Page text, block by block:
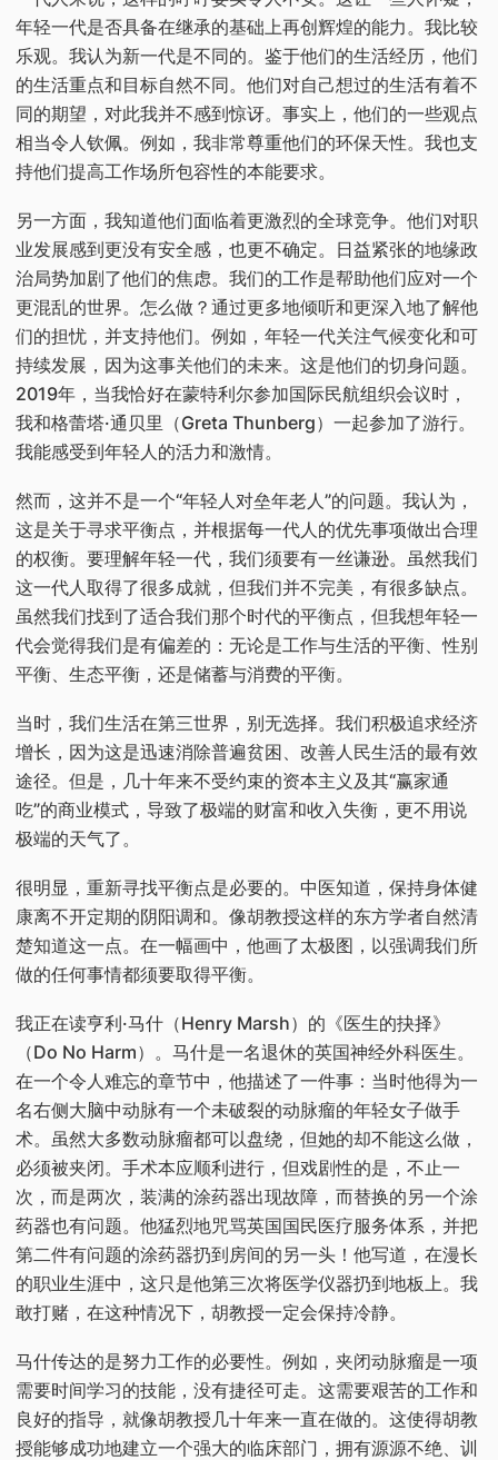
年轻一代是否具备在继承的基础上再创辉煌的能力。我比较
乐观。我认为新一代是不同的。鉴于他们的生活经历，他们
的生活重点和目标自然不同。他们对自己想过的生活有着不
同的期望，对此我并不感到惊讶。事实上，他们的一些观点
相当令人钦佩。例如，我非常尊重他们的环保天性。我也支
持他们提高工作场所包容性的本能要求。
另一方面，我知道他们面临着更激烈的全球竞争。他们对职
业发展感到更没有安全感，也更不确定。日益紧张的地缘政
治局势加剧了他们的焦虑。我们的工作是帮助他们应对一个
更混乱的世界。怎么做？通过更多地倾听和更深入地了解他
们的担忧，并支持他们。例如，年轻一代关注气候变化和可
持续发展，因为这事关他们的未来。这是他们的切身问题。
2019年，当我恰好在蒙特利尔参加国际民航组织会议时，
我和格蕾塔·通贝里（Greta Thunberg）一起参加了游行。
我能感受到年轻人的活力和激情。
然而，这并不是一个“年轻人对垒年老人”的问题。我认为，
这是关于寻求平衡点，并根据每一代人的优先事项做出合理
的权衡。要理解年轻一代，我们须要有一丝谦逊。虽然我们
这一代人取得了很多成就，但我们并不完美，有很多缺点。
虽然我们找到了适合我们那个时代的平衡点，但我想年轻一
代会觉得我们是有偏差的：无论是工作与生活的平衡、性别
平衡、生态平衡，还是储蓄与消费的平衡。
当时，我们生活在第三世界，别无选择。我们积极追求经济
增长，因为这是迅速消除普遍贫困、改善人民生活的最有效
途径。但是，几十年来不受约束的资本主义及其“赢家通
吃”的商业模式，导致了极端的财富和收入失衡，更不用说
极端的天气了。
很明显，重新寻找平衡点是必要的。中医知道，保持身体健
康离不开定期的阴阳调和。像胡教授这样的东方学者自然清
楚知道这一点。在一幅画中，他画了太极图，以强调我们所
做的任何事情都须要取得平衡。
我正在读亨利·马什（Henry Marsh）的《医生的抉择》
（Do No Harm）。马什是一名退休的英国神经外科医生。
在一个令人难忘的章节中，他描述了一件事：当时他得为一
名右侧大脑中动脉有一个未破裂的动脉瘤的年轻女子做手
术。虽然大多数动脉瘤都可以盘绕，但她的却不能这么做，
必须被夹闭。手术本应顺利进行，但戏剧性的是，不止一
次，而是两次，装满的涂药器出现故障，而替换的另一个涂
药器也有问题。他猛烈地咒骂英国国民医疗服务体系，并把
第二件有问题的涂药器扔到房间的另一头！他写道，在漫长
的职业生涯中，这只是他第三次将医学仪器扔到地板上。我
敢打赌，在这种情况下，胡教授一定会保持冷静。
马什传达的是努力工作的必要性。例如，夹闭动脉瘤是一项
需要时间学习的技能，没有捷径可走。这需要艰苦的工作和
良好的指导，就像胡教授几十年来一直在做的。这使得胡教
授能够成功地建立一个强大的临床部门，拥有源源不绝、训